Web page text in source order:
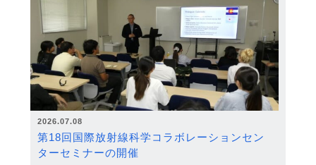
2026.07.08
第18回国際放射線科学コラボレーションセン
ターセミナーの開催